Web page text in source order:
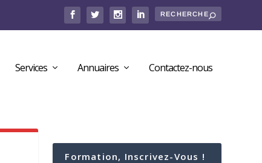
Services Annuaires Contactez-nous
Formation, Inscrivez-Vous !